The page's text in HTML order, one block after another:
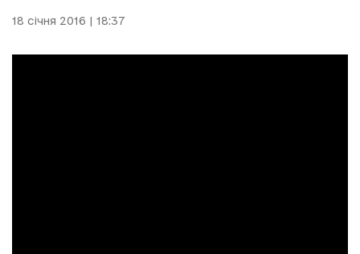
18 січня 2016 | 18:37